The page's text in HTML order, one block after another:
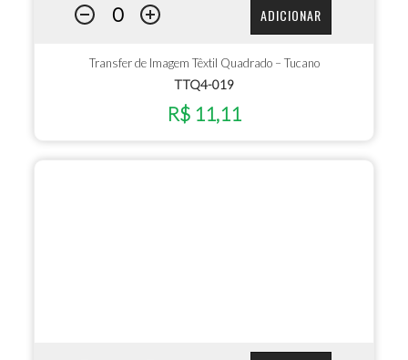
ADICIONAR
Transfer de Imagem Têxtil Quadrado – Tucano
TTQ4-019
R$ 11,11